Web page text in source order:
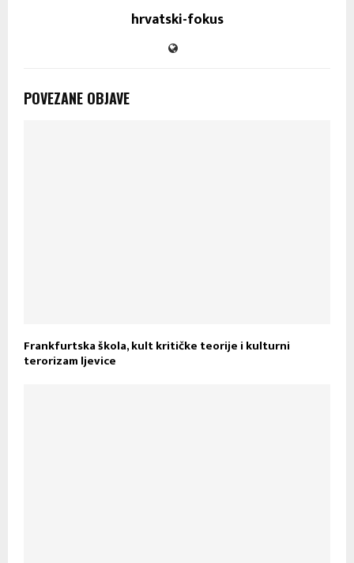
hrvatski-fokus
POVEZANE OBJAVE
Frankfurtska škola, kult kritičke teorije i kulturni
terorizam ljevice